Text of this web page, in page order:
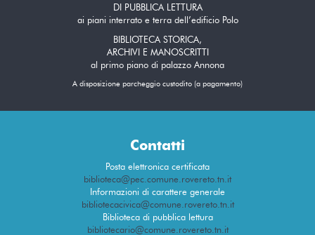
DI PUBBLICA LETTURA
ai piani interrato e terra dell’edificio Polo
BIBLIOTECA STORICA,
ARCHIVI E MANOSCRITTI
al primo piano di palazzo Annona
A disposizione parcheggio custodito (a pagamento)
Contatti
Posta elettronica certificata
biblioteca@pec.comune.rovereto.tn.it
Informazioni di carattere generale
bibliotecacivica@comune.rovereto.tn.it
Biblioteca di pubblica lettura
bibliotecario@comune.rovereto.tn.it